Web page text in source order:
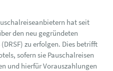
hat seit
den neu gegründeten
zu erfolgen. Dies betrifft
sofern sie Pauschalreisen
und hierfür Vorauszahlungen